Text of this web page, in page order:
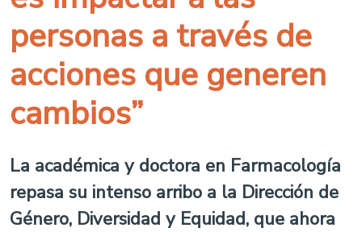
personas a través de
acciones que generen
cambios”
La académica y doctora en Farmacología
repasa su intenso arribo a la Dirección de
Género, Diversidad y Equidad, que ahora